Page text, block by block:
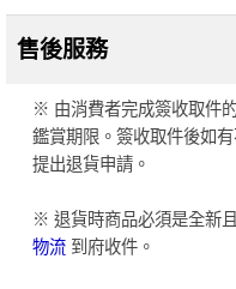
售後服務
※ 由消費者完成簽收取件
鑑賞期限。簽收取件後如
提出退貨申請。
※ 退貨時商品必須是全新
物流 到府收件。